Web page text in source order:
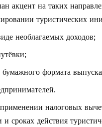
акцент на таких
туристических
необлагаемых доходов;
бумажного формата
налоговых
сроках действия